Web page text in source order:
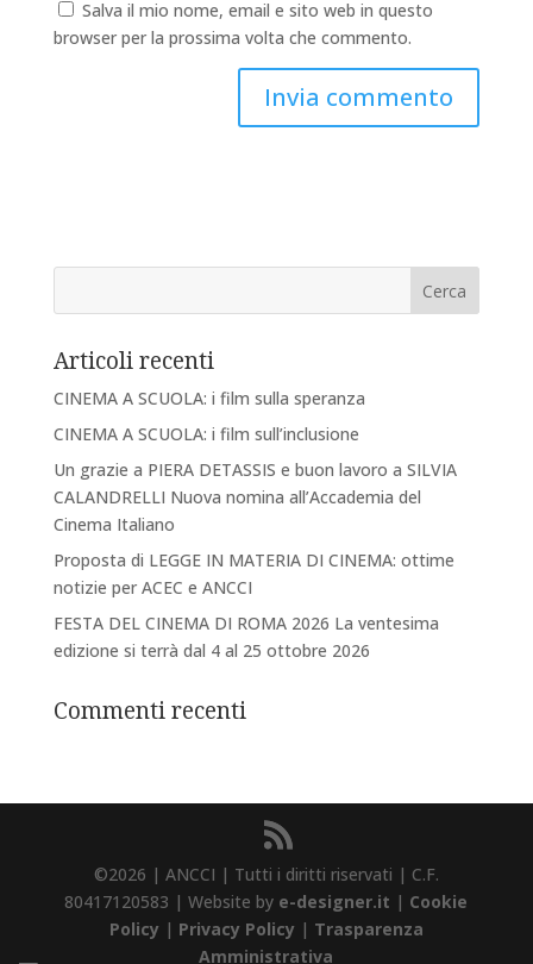
Salva il mio nome, email e sito web in questo
browser per la prossima volta che commento.
Articoli recenti
CINEMA A SCUOLA: i film sulla speranza
CINEMA A SCUOLA: i film sull’inclusione
Un grazie a PIERA DETASSIS e buon lavoro a SILVIA
CALANDRELLI Nuova nomina all’Accademia del
Cinema Italiano
Proposta di LEGGE IN MATERIA DI CINEMA: ottime
notizie per ACEC e ANCCI
FESTA DEL CINEMA DI ROMA 2026 La ventesima
edizione si terrà dal 4 al 25 ottobre 2026
Commenti recenti
©2026 | ANCCI | Tutti i diritti riservati | C.F.
80417120583 | Website by e-designer.it | Cookie
Policy | Privacy Policy | Trasparenza
Amministrativa